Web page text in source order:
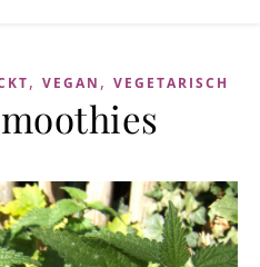
, VEGAN , VEGETARISCH